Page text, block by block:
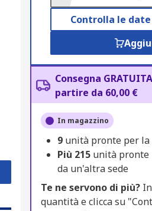
Controlla le
Consegna
partire da 60,00 €
In magazzino
9 unità pronte per la
Più 215 unità pronte
da un'altra sede
Te ne servono di più?
quantità e clicca su